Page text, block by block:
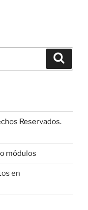
Reservados.
módulos
en